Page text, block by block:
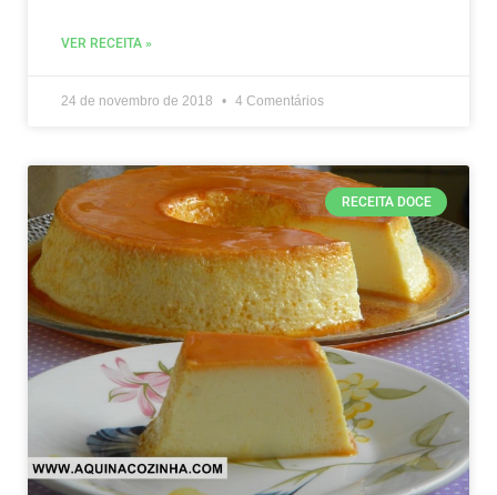
VER RECEITA »
24 de novembro de 2018 4 Comentários
RECEITA DOCE